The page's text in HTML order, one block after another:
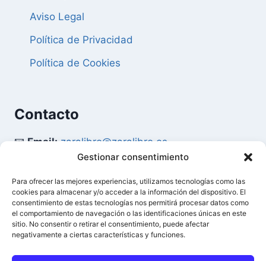
Gestionar consentimiento
Para ofrecer las mejores experiencias, utilizamos tecnologías como las
cookies para almacenar y/o acceder a la información del dispositivo. El
consentimiento de estas tecnologías nos permitirá procesar datos como
el comportamiento de navegación o las identificaciones únicas en este
sitio. No consentir o retirar el consentimiento, puede afectar
negativamente a ciertas características y funciones.
Aviso Legal
Política de Privacidad
Política de Cookies
Contacto
📧Email: zaralibro@zaralibro.es
Mi Cuenta
👤Acceder / Mi Cuenta
🛒Ver Carrito